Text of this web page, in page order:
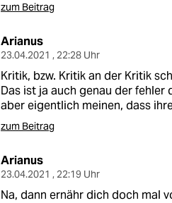
zum Beitrag
Arianus
23.04.2021 , 22:28 Uhr
Kritik, bzw. Kritik an der Kritik
Das ist ja auch genau der
aber eigentlich meinen, dass
zum Beitrag
Arianus
23.04.2021 , 22:19 Uhr
Na, dann ernähr dich doch mal